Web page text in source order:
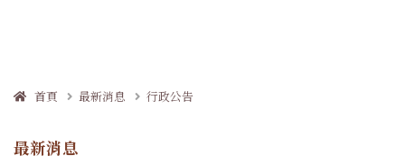
首頁 最新消息 行政公告
最新消息